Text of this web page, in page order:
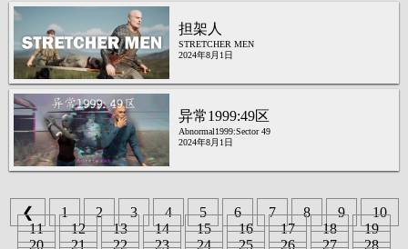
担架人
STRETCHER MEN
2024年8月1日
异常1999:49区
Abnormal1999:Sector 49
2024年8月1日
❮ 1 2 3 4 5 6 7 8 9
10
11
12 13 14 15 16 17 18
19
20
21 22 23 24 25 26 27 28